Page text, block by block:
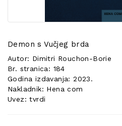
Demon s Vučjeg brda
Autor: Dimitri Rouchon-Borie
Br. stranica: 184
Godina izdavanja: 2023.
Nakladnik: Hena com
Uvez: tvrdi